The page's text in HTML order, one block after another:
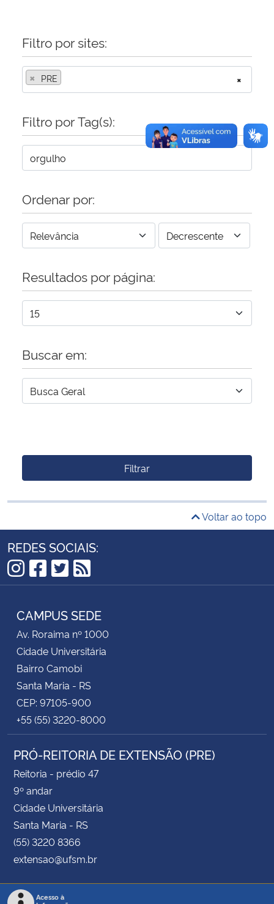
Filtro por sites:
×
× PRE
Filtro por Tag(s):
Ordenar por:
Resultados por página:
Buscar em:
Filtrar
Voltar ao topo
REDES SOCIAIS:
Instagram
Facebook
Twitter
RSS
CAMPUS SEDE
Av. Roraima nº 1000
Cidade Universitária
Bairro Camobi
Santa Maria - RS
CEP: 97105-900
+55 (55) 3220-8000
PRÓ-REITORIA DE EXTENSÃO (PRE)
Reitoria - prédio 47
9º andar
Cidade Universitária
Santa Maria - RS
(55) 3220 8366
extensao@ufsm.br
Acesso à